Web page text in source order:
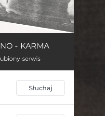
03:41
- KARMA
serwis
Słuchaj